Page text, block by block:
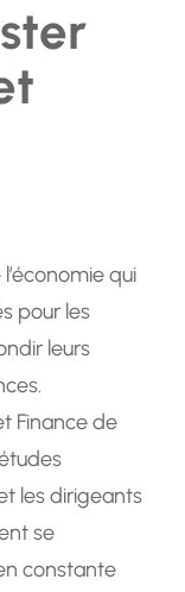
qui
pour les
leurs
Finance de
les dirigeants
se
constante